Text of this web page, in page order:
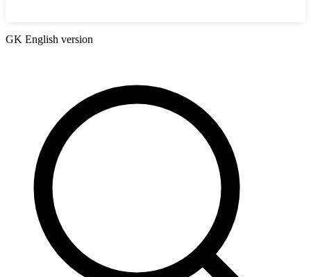
GK English version